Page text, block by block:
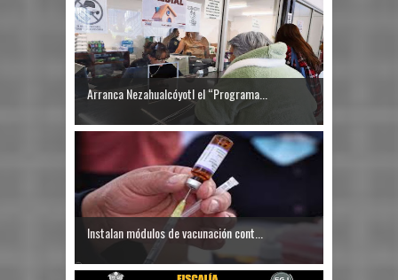
Arranca Nezahualcóyotl el “Programa...
Instalan módulos de vacunación cont...